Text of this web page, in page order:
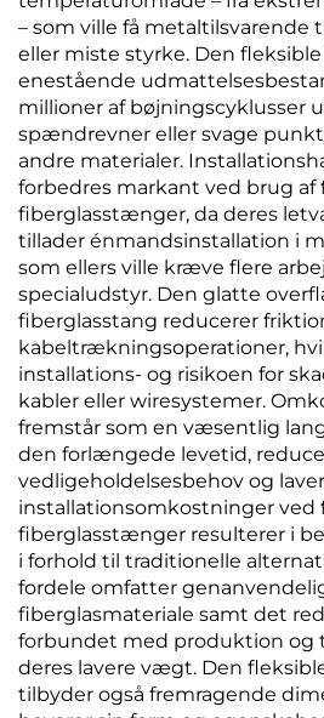
– som ville få metaltilsvarende
eller miste styrke. Den
enestående
millioner af bøjningscyklusser
spændrevner eller svage
andre materialer.
forbedres markant ved brug af
fiberglasstænger, da deres
tillader énmandsinstallation i
som ellers ville kræve flere
specialudstyr. Den glatte
fiberglasstang reducerer
kabeltrækningsoperationer,
installations- og risikoen for
kabler eller wiresystemer.
fremstår som en væsentlig
den forlængede levetid,
vedligeholdelsesbehov og
installationsomkostninger ved
fiberglasstænger resulterer i
i forhold til traditionelle
fordele omfatter
fiberglasmateriale samt det
forbundet med produktion og
deres lavere vægt. Den
tilbyder også fremragende